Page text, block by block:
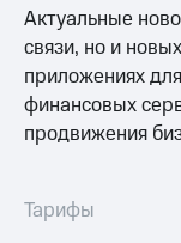
Контакты
развитие
деловая этика
На главную
Актуальные
связи, но и
приложениях
финансовых
продвижения
Тарифы